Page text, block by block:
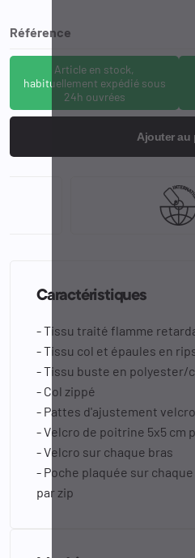
Référence
Article en stock,
habituellement expédié sous
24h ouvrées
Ajouter au
et
Caractéristiques
- Tissu traité flamme
- Tissu col et épaules en
- Tissu buste en polyester/
- Col zippé
- Pattes d'ajustement
- Velcro de poitrine 5x5 cm
- Velcro sur chaque bras
- Poche plaquée sur
par zip